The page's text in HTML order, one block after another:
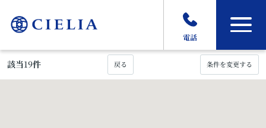
電話
該当19件 戻る 条件を変更する